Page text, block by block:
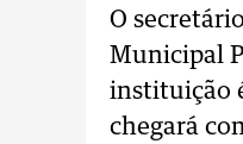
O
Municipal
instituição
chegará